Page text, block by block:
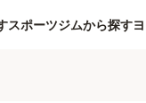
スポーツジムから探す